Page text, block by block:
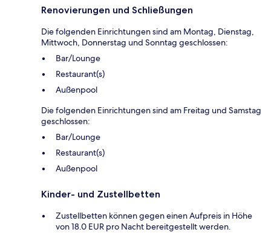
Renovierungen und Schließungen
Die folgenden Einrichtungen sind am Montag, Dienstag,
Mittwoch, Donnerstag und Sonntag geschlossen:
Bar/Lounge
Restaurant(s)
Außenpool
Die folgenden Einrichtungen sind am Freitag und Samstag
geschlossen:
Bar/Lounge
Restaurant(s)
Außenpool
Kinder- und Zustellbetten
Zustellbetten können gegen einen Aufpreis in Höhe
von 18.0 EUR pro Nacht bereitgestellt werden.